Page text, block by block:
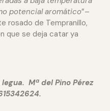
potencial aromático”–
rosado de Tempranillo,
que se deja catar ya
Mª del Pino Pérez